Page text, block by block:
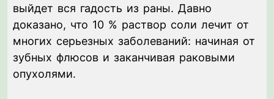
выйдет вся гадость из раны. Давно
доказано, что 10 % раствор соли лечит от
многих серьезных заболеваний: начиная от
зубных флюсов и заканчивая раковыми
опухолями.